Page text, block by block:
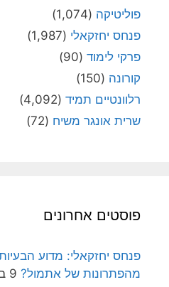
פוליטיקה (1,074)
פנחס יחזקאלי (1,987)
פרקי לימוד (90)
קורונה (150)
רלוונטיים תמיד (4,092)
שרית אונגר משיח (72)
פוסטים אחרונים
פנחס יחזקאלי: מדוע
מהפתרונות של אתמול? 9 באוגוסט 2026